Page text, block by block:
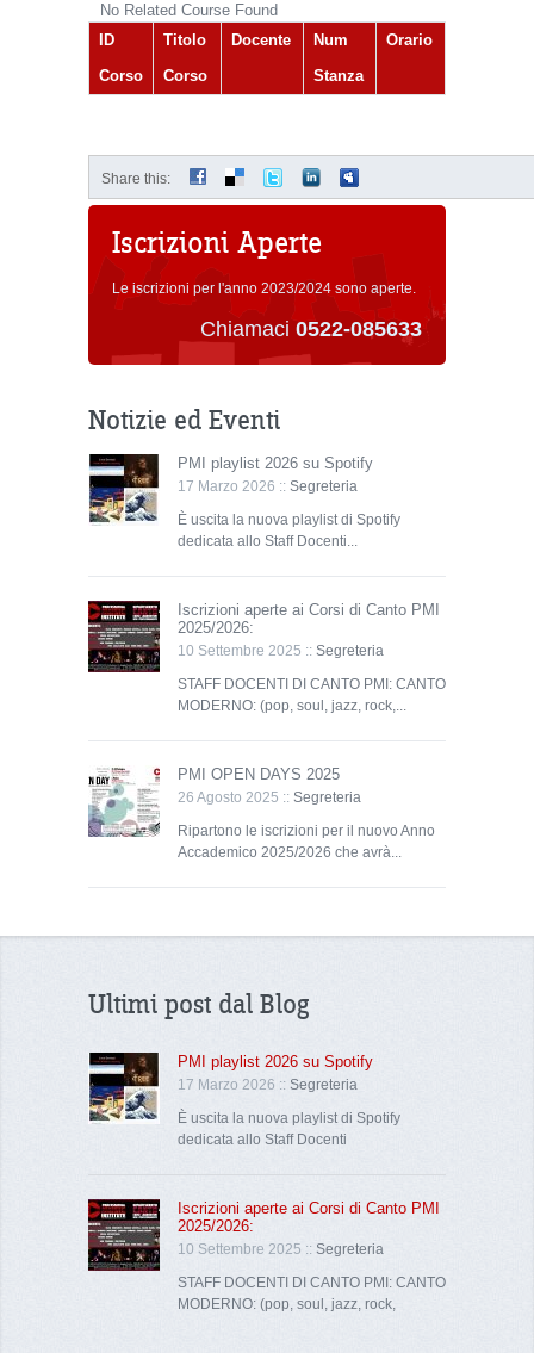
No Related Course Found
ID
Corso
Titolo
Corso
Docente
Num
Stanza
Orario
Share this:
Iscrizioni Aperte
Le iscrizioni per l'anno 2023/2024 sono aperte.
Chiamaci 0522-085633
Notizie ed Eventi
PMI playlist 2026 su Spotify
17 Marzo 2026 :: Segreteria
È uscita la nuova playlist di Spotify
dedicata allo Staff Docenti...
Iscrizioni aperte ai Corsi di Canto PMI
2025/2026:
10 Settembre 2025 :: Segreteria
STAFF DOCENTI DI CANTO PMI: CANTO
MODERNO: (pop, soul, jazz, rock,...
PMI OPEN DAYS 2025
26 Agosto 2025 :: Segreteria
Ripartono le iscrizioni per il nuovo Anno
Accademico 2025/2026 che avrà...
Ultimi post dal Blog
PMI playlist 2026 su Spotify
17 Marzo 2026 :: Segreteria
È uscita la nuova playlist di Spotify
dedicata allo Staff Docenti
Iscrizioni aperte ai Corsi di Canto PMI
2025/2026:
10 Settembre 2025 :: Segreteria
STAFF DOCENTI DI CANTO PMI: CANTO
MODERNO: (pop, soul, jazz, rock,